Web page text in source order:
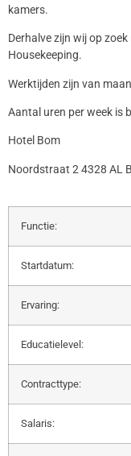
kamers.
Derhalve zijn wij op
Housekeeping.
Werktijden zijn van
Aantal uren per week is
Hotel Bom
Noordstraat 2 4328 AL
Functie:
Startdatum:
Ervaring:
Educatielevel:
Contracttype:
Salaris: